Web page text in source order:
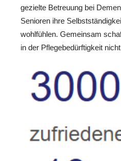
gezielte Betreuung bei
Senioren ihre
wohlfühlen. Gemeinsam
in der Pflegebedürftigkeit